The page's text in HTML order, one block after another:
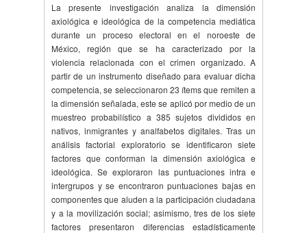
La presente investigación analiza la dimensión
axiológica e ideológica de la competencia mediática
durante un proceso electoral en el noroeste de
México, región que se ha caracterizado por la
violencia relacionada con el crimen organizado. A
partir de un instrumento diseñado para evaluar dicha
competencia, se seleccionaron 23 ítems que remiten a
la dimensión señalada, este se aplicó por medio de un
muestreo probabilístico a 385 sujetos divididos en
nativos, inmigrantes y analfabetos digitales. Tras un
análisis factorial exploratorio se identificaron siete
factores que conforman la dimensión axiológica e
ideológica. Se exploraron las puntuaciones intra e
intergrupos y se encontraron puntuaciones bajas en
componentes que aluden a la participación ciudadana
y a la movilización social; asimismo, tres de los siete
factores presentaron diferencias estadísticamente